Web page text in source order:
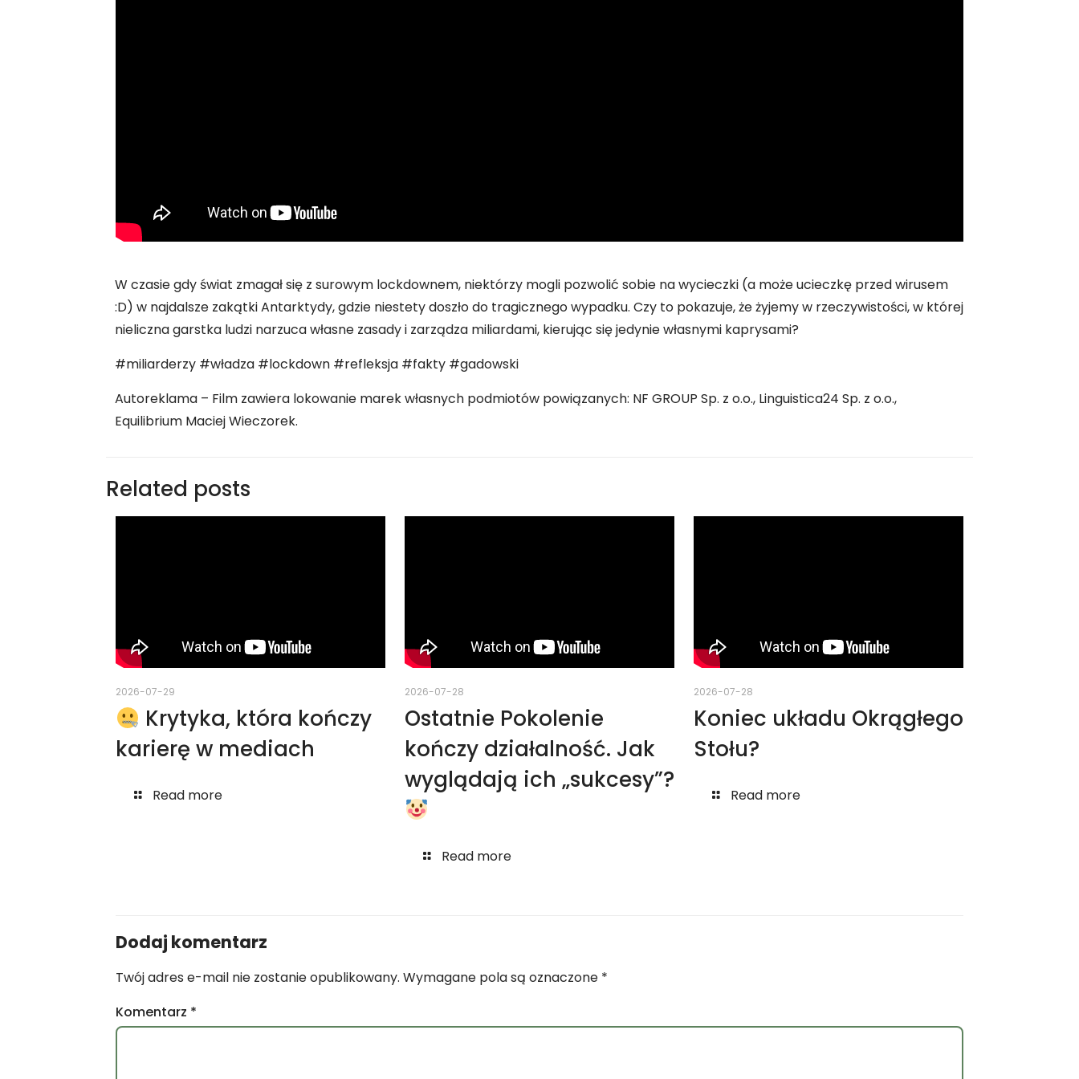
W czasie gdy świat zmagał się z surowym lockdownem, niektórzy mogli pozwolić sobie na wycieczki (a może ucieczkę przed wirusem
:D) w najdalsze zakątki Antarktydy, gdzie niestety doszło do tragicznego wypadku. Czy to pokazuje, że żyjemy w rzeczywistości, w której
nieliczna garstka ludzi narzuca własne zasady i zarządza miliardami, kierując się jedynie własnymi kaprysami?
#miliarderzy #władza #lockdown #refleksja #fakty #gadowski
Autoreklama – Film zawiera lokowanie marek własnych podmiotów powiązanych: NF GROUP Sp. z o.o., Linguistica24 Sp. z o.o.,
Equilibrium Maciej Wieczorek.
Related posts
2026-07-29
Krytyka, która kończy
karierę w mediach
Read more
2026-07-28
Ostatnie Pokolenie
kończy działalność. Jak
wyglądają ich „sukcesy”?
Read more
2026-07-28
Koniec układu Okrągłego
Stołu?
Read more
Dodaj komentarz
Twój adres e-mail nie zostanie opublikowany. Wymagane pola są oznaczone *
Komentarz *